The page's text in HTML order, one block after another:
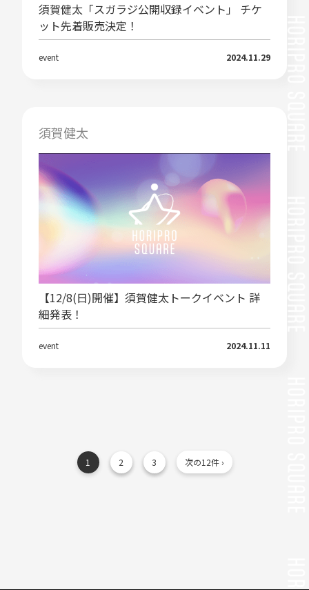
須賀健太「スガラジ公開収録イベント」 チケ
ット先着販売決定！
event 2024.11.29
須賀健太
【12/8(日)開催】須賀健太トークイベント 詳
細発表！
event 2024.11.11
1 2 3 次の12件 ›